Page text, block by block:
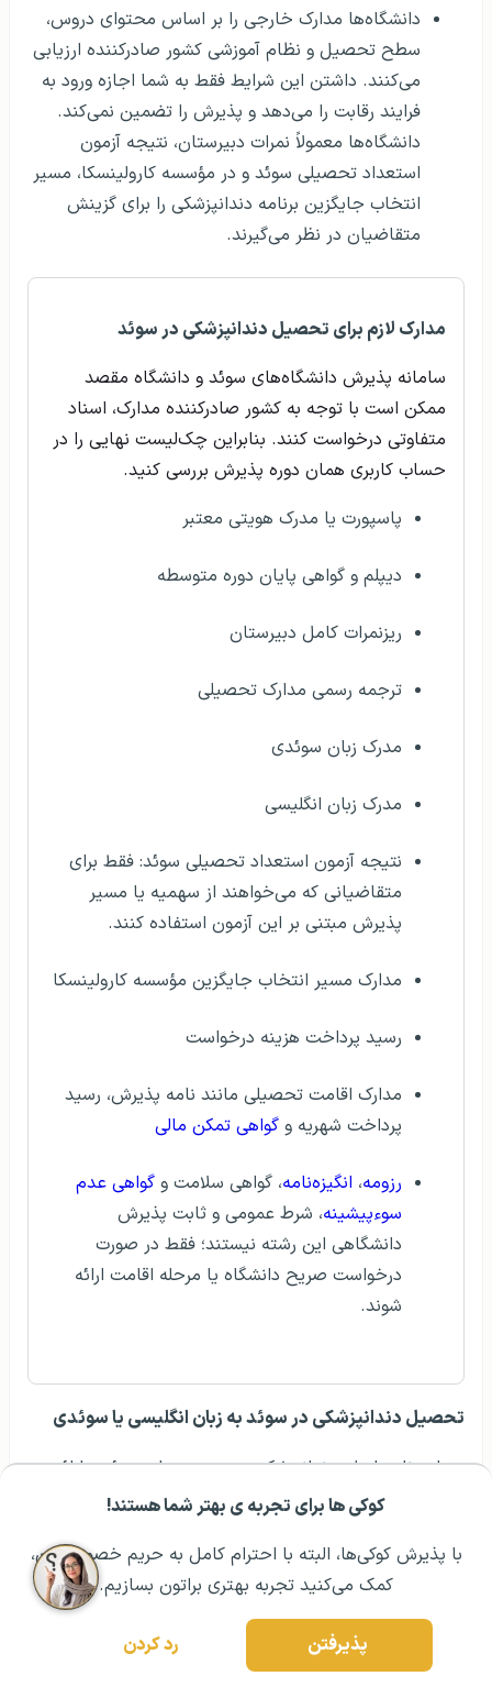
کوکی ها برای تجربه ی بهتر شما هستند!
با پذیرش کوکی‌ها، البته با احترام کامل به حریم خصوصیتون،
کمک می‌کنید تجربه بهتری براتون بسازیم.
پذیرفتن رد کردن
مشــاوره اولیه رایگان: ۰۲۱ ۴۳۰۰۰ ۰۲۱ رزرو مشاوره تخصصی
دانشگاه‌ها مدارک خارجی را بر اساس محتوای دروس،
سطح تحصیل و نظام آموزشی کشور صادرکننده ارزیابی
می‌کنند. داشتن این شرایط فقط به شما اجازه ورود به
فرایند رقابت را می‌دهد و پذیرش را تضمین نمی‌کند.
دانشگاه‌ها معمولاً نمرات دبیرستان، نتیجه آزمون
استعداد تحصیلی سوئد و در مؤسسه کارولینسکا، مسیر
انتخاب جایگزین برنامه دندانپزشکی را برای گزینش
متقاضیان در نظر می‌گیرند.
مدارک لازم برای تحصیل دندانپزشکی در سوئد
سامانه پذیرش دانشگاه‌های سوئد و دانشگاه مقصد
ممکن است با توجه به کشور صادرکننده مدارک، اسناد
متفاوتی درخواست کنند. بنابراین چک‌لیست نهایی را در
حساب کاربری همان دوره پذیرش بررسی کنید.
پاسپورت یا مدرک هویتی معتبر
دیپلم و گواهی پایان دوره متوسطه
ریز‌نمرات کامل دبیرستان
ترجمه رسمی مدارک تحصیلی
مدرک زبان سوئدی
مدرک زبان انگلیسی
نتیجه آزمون استعداد تحصیلی سوئد: فقط برای
متقاضیانی که می‌خواهند از سهمیه یا مسیر
پذیرش مبتنی بر این آزمون استفاده کنند.
مدارک مسیر انتخاب جایگزین مؤسسه کارولینسکا
رسید پرداخت هزینه درخواست
مدارک اقامت تحصیلی مانند نامه پذیرش، رسید
پرداخت شهریه و گواهی تمکن مالی
رزومه، انگیزه‌نامه، گواهی سلامت و گواهی عدم
سوءپیشینه، شرط عمومی و ثابت پذیرش
دانشگاهی این رشته نیستند؛ فقط در صورت
درخواست صریح دانشگاه یا مرحله اقامت ارائه
شوند.
تحصیل دندانپزشکی در سوئد به زبان انگلیسی یا سوئدی
چهار برنامه اصلی دندانپزشکی عمومی به زبان سوئدی ارائه
می‌شوند. مدرک آیلتس به‌تنهایی جایگزین شرط زبان سوئدی
دانشگاه‌های سوئد وجود ندارد.
معادل درس سوئدی ۳ یا سوئدی
به‌عنوان زبان دوم ۳.